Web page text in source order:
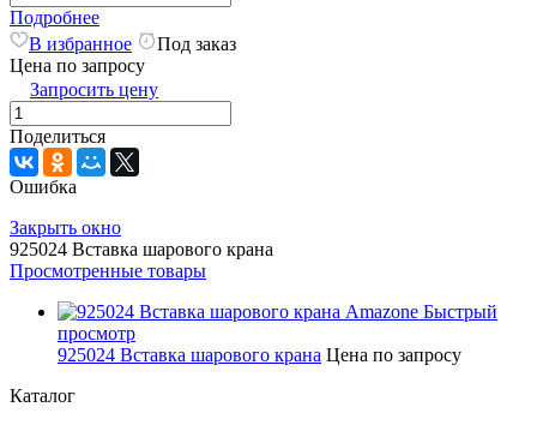
Подробнее
В избранное
Под заказ
Цена по запросу
Запросить цену
Поделиться
Ошибка
Закрыть окно
925024 Вставка шарового крана
Просмотренные товары
Быстрый
просмотр
925024 Вставка шарового крана Цена по запросу
Каталог